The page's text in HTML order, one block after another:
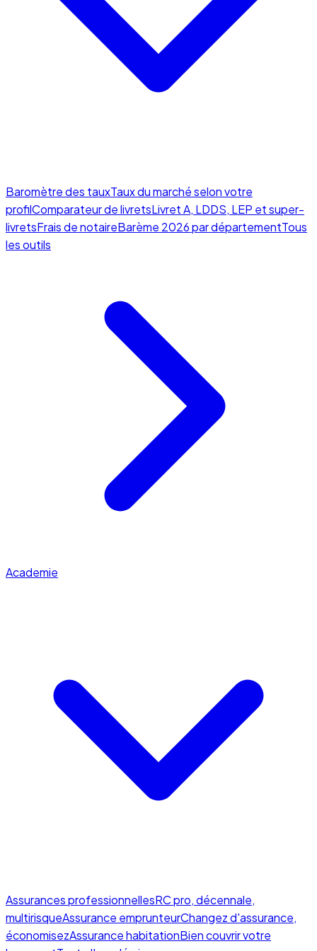
Baromètre des tauxTaux du marché selon votre
profilComparateur de livretsLivret A, LDDS, LEP et super-
livretsFrais de notaireBarème 2026 par départementTous
les outils
Academie
Assurances professionnellesRC pro, décennale,
multirisqueAssurance emprunteurChangez d'assurance,
économisezAssurance habitationBien couvrir votre